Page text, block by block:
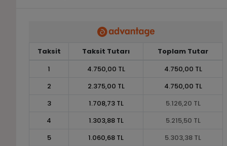
Taksit Taksit Tutarı
Toplam Tutar
1
4.750,00 TL
4.750,00 TL
2
2.375,00 TL
4.750,00 TL
3
1.708,73 TL
5.126,20 TL
4
1.303,88 TL
5.215,50 TL
5
1.060,68 TL
5.303,38 TL